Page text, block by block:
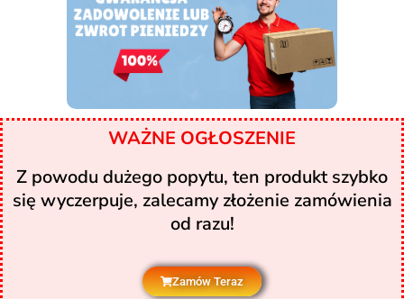
WAŻNE OGŁOSZENIE
Z powodu dużego popytu, ten produkt szybko
się wyczerpuje, zalecamy złożenie zamówienia
od razu!
Zamów Teraz